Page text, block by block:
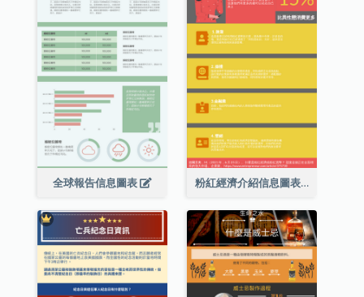
全球報告信息圖表 粉紅經濟介紹信息圖表